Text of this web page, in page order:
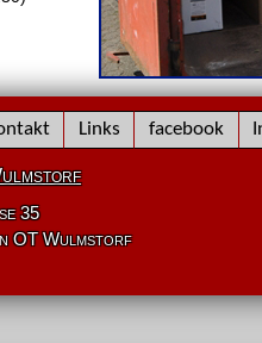
Links facebook
35
OT Wulmstorf